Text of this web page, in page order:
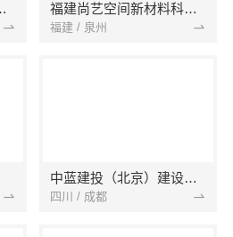
有限公司 福建尚艺空间新材料科技有限公司
福建 / 泉州
中蓝建投（北京）建设有限公司四川第一分公司
四川 / 成都